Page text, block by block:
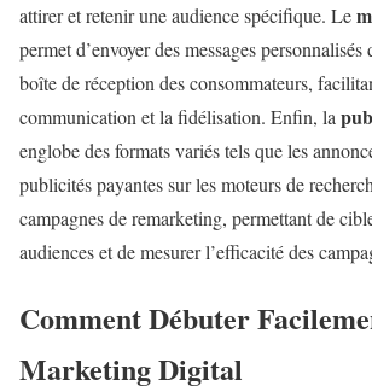
attirer et retenir une audience spécifique. Le
permet d’envoyer des messages
boîte de réception des consommateurs,
communication et la fidélisation. Enfin, la
englobe des formats variés tels que les
publicités payantes sur les moteurs de
campagnes de remarketing, permettant de
audiences et de mesurer l’efficacité des
Comment Débuter
Marketing Digital